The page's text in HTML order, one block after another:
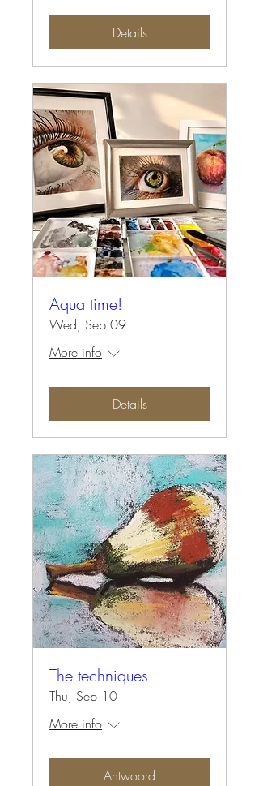
Details
Aqua time!
Wed, Sep 09
More info
Details
The techniques
Thu, Sep 10
More info
Antwoord